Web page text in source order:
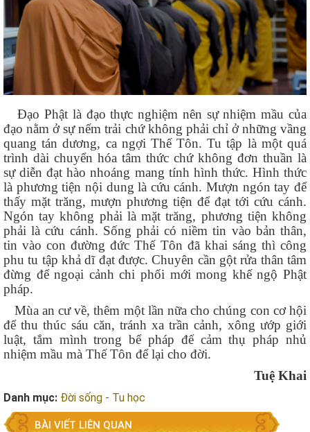
Đạo Phật là đạo thực nghiệm nên sự nhiệm mầu của
đạo nằm ở sự nếm trải chứ không phải chỉ ở những vầng
quang tán dương, ca ngợi Thế Tôn. Tu tập là một quá
trình dài chuyển hóa tâm thức chứ không đơn thuần là
sự diễn đạt hào nhoáng mang tính hình thức. Hình thức
là phương tiện nội dung là cứu cánh. Mượn ngón tay để
thấy mặt trăng, mượn phương tiện để đạt tới cứu cánh.
Ngón tay không phải là mặt trăng, phương tiện không
phải là cứu cánh. Sống phải có niềm tin vào bản thân,
tin vào con đường đức Thế Tôn đã khai sáng thì công
phu tu tập khả dĩ đạt được. Chuyên cần gột rửa thân tâm
đừng để ngoại cảnh chi phối mới mong khế ngộ Phật
pháp.
Mùa an cư về, thêm một lần nữa cho chúng con cơ hội
để thu thúc sáu căn, tránh xa trần cảnh, xông ướp giới
luật, tắm mình trong bể pháp để cảm thụ pháp nhủ
nhiệm mầu mà Thế Tôn để lại cho đời.
Tuệ Khai
Danh mục: Đời sống - Tu học
BÀI VIẾT LIÊN QUAN